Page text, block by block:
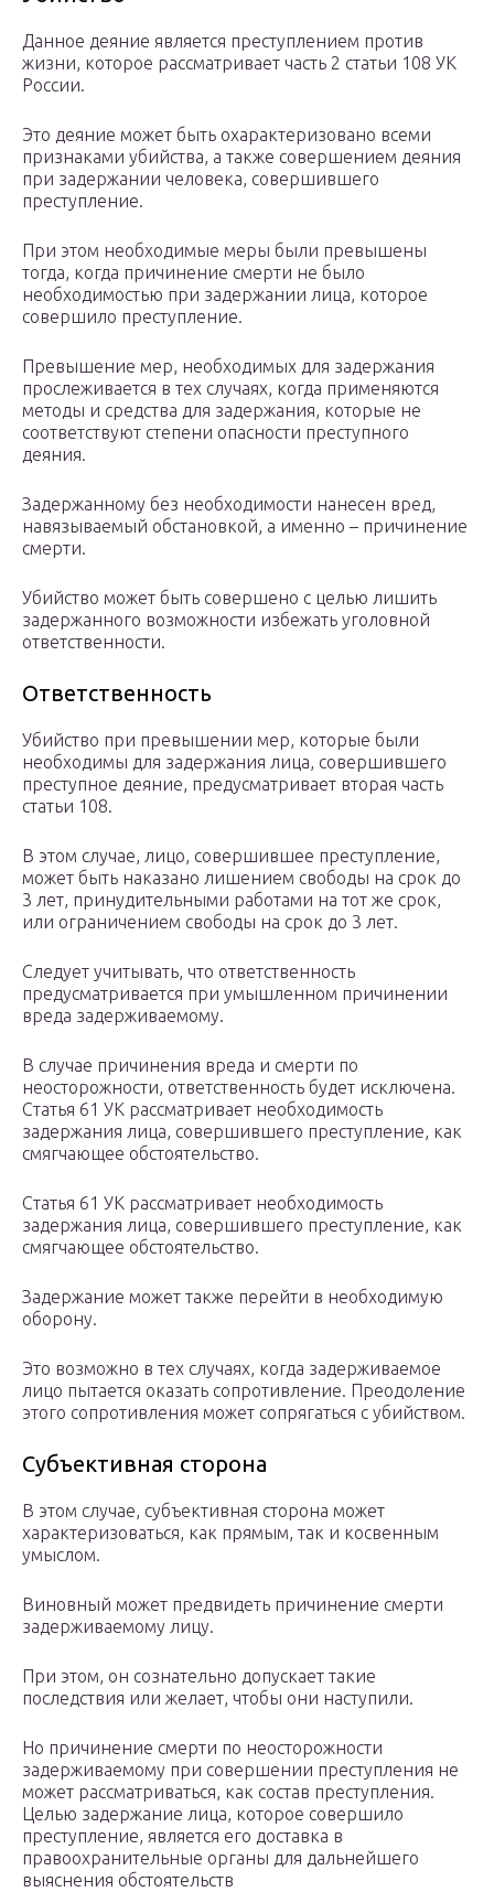
Данное деяние является преступлением против
жизни, которое рассматривает часть 2 статьи 108 УК
России.
Это деяние может быть охарактеризовано всеми
признаками убийства, а также совершением деяния
при задержании человека, совершившего
преступление.
При этом необходимые меры были превышены
тогда, когда причинение смерти не было
необходимостью при задержании лица, которое
совершило преступление.
Превышение мер, необходимых для задержания
прослеживается в тех случаях, когда применяются
методы и средства для задержания, которые не
соответствуют степени опасности преступного
деяния.
Задержанному без необходимости нанесен вред,
навязываемый обстановкой, а именно – причинение
смерти.
Убийство может быть совершено с целью лишить
задержанного возможности избежать уголовной
ответственности.
Ответственность
Убийство при превышении мер, которые были
необходимы для задержания лица, совершившего
преступное деяние, предусматривает вторая часть
статьи 108.
В этом случае, лицо, совершившее преступление,
может быть наказано лишением свободы на срок до
3 лет, принудительными работами на тот же срок,
или ограничением свободы на срок до 3 лет.
Следует учитывать, что ответственность
предусматривается при умышленном причинении
вреда задерживаемому.
В случае причинения вреда и смерти по
неосторожности, ответственность будет исключена.
Статья 61 УК рассматривает необходимость
задержания лица, совершившего преступление, как
смягчающее обстоятельство.
Статья 61 УК рассматривает необходимость
задержания лица, совершившего преступление, как
смягчающее обстоятельство.
Задержание может также перейти в необходимую
оборону.
Это возможно в тех случаях, когда задерживаемое
лицо пытается оказать сопротивление. Преодоление
этого сопротивления может сопрягаться с убийством.
Субъективная сторона
В этом случае, субъективная сторона может
характеризоваться, как прямым, так и косвенным
умыслом.
Виновный может предвидеть причинение смерти
задерживаемому лицу.
При этом, он сознательно допускает такие
последствия или желает, чтобы они наступили.
Но причинение смерти по неосторожности
задерживаемому при совершении преступления не
может рассматриваться, как состав преступления.
Целью задержание лица, которое совершило
преступление, является его доставка в
правоохранительные органы для дальнейшего
выяснения обстоятельств